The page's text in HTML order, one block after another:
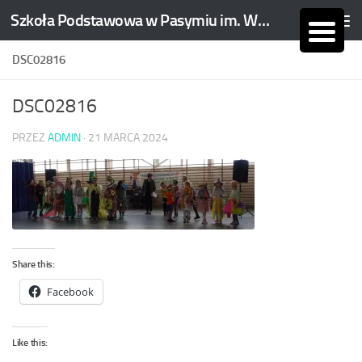
Skip to content Szkoła Podstawowa w Pasymiu im. Wojciecha Kętrzyńskiego
DSC02816
DSC02816
PRZEZ ADMIN · 21 MARCA 2024
Share this:
Facebook
Like this: